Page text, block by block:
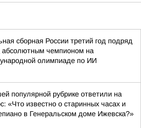
сборная России третий год подряд
абсолютным чемпионом на
олимпиаде по ИИ
популярной рубрике ответили на
«Что известно о старинных часах и
в Генеральском доме Ижевска?»